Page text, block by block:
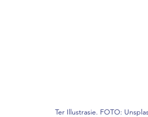
Ter Illustrasie. FOTO: